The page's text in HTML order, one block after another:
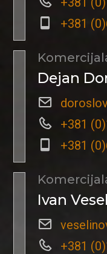
+381
Dejan
+381
+381
Ivan
+381